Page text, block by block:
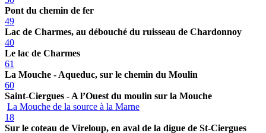
Pont du chemin de fer
49
Lac de Charmes, au débouché du ruisseau de Chardonnoy
40
Le lac de Charmes
61
La Mouche - Aqueduc, sur le chemin du Moulin
60
Saint-Ciergues - A l’Ouest du moulin sur la Mouche
La Mouche de la source à la Marne
18
Sur le coteau de Vireloup, en aval de la digue de St-Ciergues